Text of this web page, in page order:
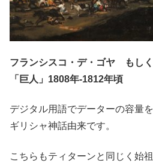
フランシスコ・デ・ゴヤ もし
「巨人」1808年-1812年頃
デジタル用語でデーターの容量
ギリシャ神話由来です。
こちらもティターンと同じく始